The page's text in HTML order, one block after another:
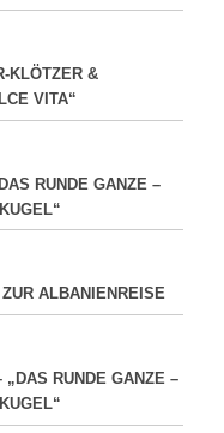
KLÖTZER &
VITA“
RUNDE GANZE –
ZUR ALBANIENREISE
RUNDE GANZE –